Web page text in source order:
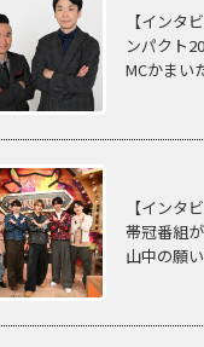
【インタ
ンパクト
MCかまい
【インタ
帯冠番組
山中の願